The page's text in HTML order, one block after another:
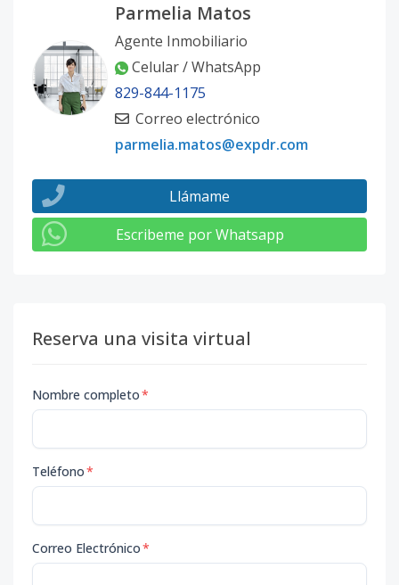
Parmelia Matos
Agente Inmobiliario
Celular / WhatsApp
829-844-1175
Correo electrónico
parmelia.matos@expdr.com
Llámame
Escribeme por Whatsapp
Reserva una visita virtual
Nombre completo*
Teléfono*
Correo Electrónico*